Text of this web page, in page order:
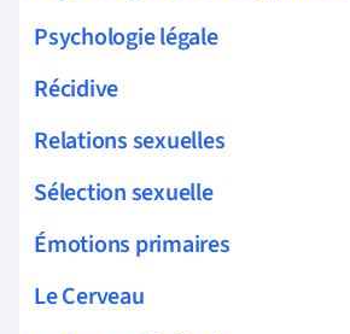
Psychologie légale
Récidive
Relations sexuelles
Sélection sexuelle
Émotions primaires
Le Cerveau